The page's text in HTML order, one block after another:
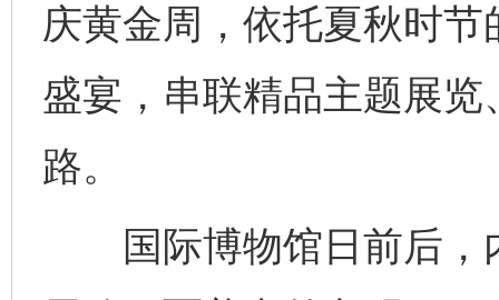
庆黄金周，依托夏秋时
盛宴，串联精品主题展
路。
国际博物馆日前后，